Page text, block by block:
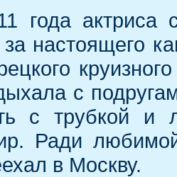
года
настоящего
с
с трубкой и
Ради
в Москву.